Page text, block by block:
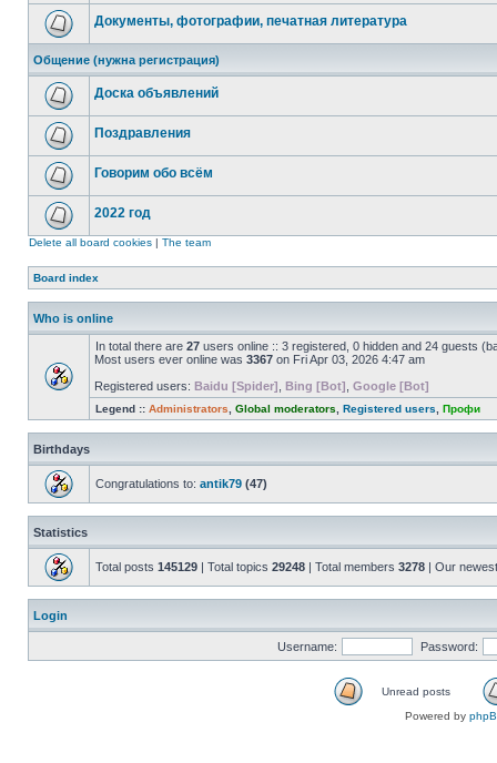
Документы, фотографии, печатная литература
Общение (нужна регистрация)
Доска объявлений
Поздравления
Говорим обо всём
2022 год
Delete all board cookies | The team
Board index
Who is online
In total there are 27 users online :: 3 registered, 0 hidden and 24 guests
Most users ever online was 3367 on Fri Apr 03, 2026 4:47 am
Registered users: Baidu [Spider] Bing [Bot] Google [Bot]
Legend :: Administrators Global moderators Registered users Профи
Birthdays
Congratulations to: antik79 (47)
Statistics
Total posts 145129 | Total topics 29248 | Total members 3278 | Our
Login
Username: Password:
Unread posts
Powered by